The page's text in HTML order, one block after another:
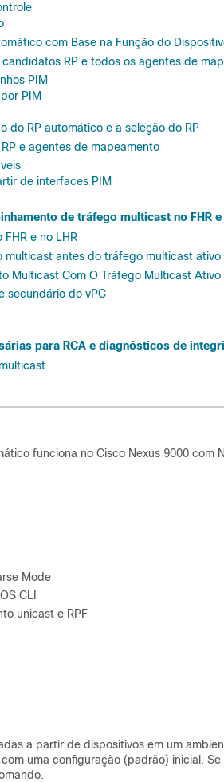
com Base na Função do
RP e todos os agentes de
PIM
PIM
do RP automático e a seleção do RP
e agentes de mapeamento
de interfaces PIM
de tráfego multicast no FHR e
e no LHR
multicast antes do tráfego multicast ativo
Multicast Com O Tráfego Multicast Ativo
secundário do vPC
para RCA e diagnósticos de
funciona no Cisco Nexus 9000 com
Mode
CLI
unicast e RPF
a partir de dispositivos em um
uma configuração (padrão) inicial.